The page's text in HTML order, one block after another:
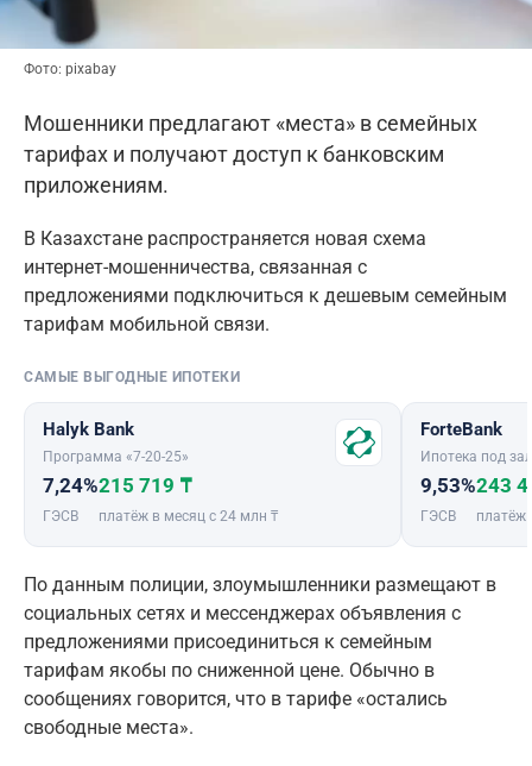
Фото: pixabay
Мошенники предлагают «места» в семейных
тарифах и получают доступ к банковским
приложениям.
В Казахстане распространяется новая схема
интернет-мошенничества, связанная с
предложениями подключиться к дешевым семейным
тарифам мобильной связи.
САМЫЕ ВЫГОДНЫЕ ИПОТЕКИ
Halyk Bank
Программа «7-20-25»
7,24%
ГЭСВ
215 719 ₸
платёж в месяц с 24 млн ₸
ForteBank
Ипотека под
9,53%
ГЭСВ
243
платёж
По данным полиции, злоумышленники размещают в
социальных сетях и мессенджерах объявления с
предложениями присоединиться к семейным
тарифам якобы по сниженной цене. Обычно в
сообщениях говорится, что в тарифе «остались
свободные места».